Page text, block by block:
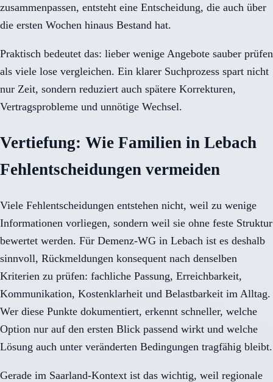
zusammenpassen, entsteht eine Entscheidung, die auch über
die ersten Wochen hinaus Bestand hat.
Praktisch bedeutet das: lieber wenige Angebote sauber prüfen
als viele lose vergleichen. Ein klarer Suchprozess spart nicht
nur Zeit, sondern reduziert auch spätere Korrekturen,
Vertragsprobleme und unnötige Wechsel.
Vertiefung: Wie Familien in Lebach
Fehlentscheidungen vermeiden
Viele Fehlentscheidungen entstehen nicht, weil zu wenige
Informationen vorliegen, sondern weil sie ohne feste Struktur
bewertet werden. Für Demenz-WG in Lebach ist es deshalb
sinnvoll, Rückmeldungen konsequent nach denselben
Kriterien zu prüfen: fachliche Passung, Erreichbarkeit,
Kommunikation, Kostenklarheit und Belastbarkeit im Alltag.
Wer diese Punkte dokumentiert, erkennt schneller, welche
Option nur auf den ersten Blick passend wirkt und welche
Lösung auch unter veränderten Bedingungen tragfähig bleibt.
Gerade im Saarland-Kontext ist das wichtig, weil regionale